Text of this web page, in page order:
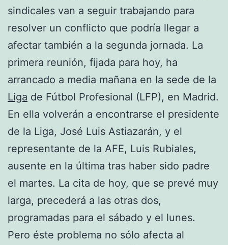
sindicales van a seguir trabajando para
resolver un conflicto que podría llegar a
afectar también a la segunda jornada. La
primera reunión, fijada para hoy, ha
arrancado a media mañana en la sede de la
Liga de Fútbol Profesional (LFP), en Madrid.
En ella volverán a encontrarse el presidente
de la Liga, José Luis Astiazarán, y el
representante de la AFE, Luis Rubiales,
ausente en la última tras haber sido padre
el martes. La cita de hoy, que se prevé muy
larga, precederá a las otras dos,
programadas para el sábado y el lunes.
Pero éste problema no sólo afecta al